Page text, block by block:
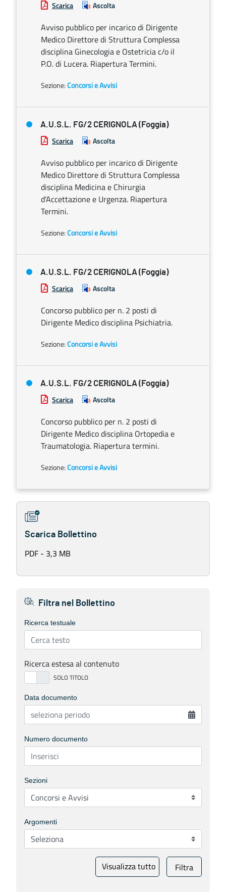
Scarica Ascolta
Avviso pubblico per incarico di Dirigente
Medico Direttore di Struttura Complessa
disciplina Ginecologia e Ostetricia c/o il
P.O. di Lucera. Riapertura Termini.
Sezione:Concorsi e Avvisi
A.U.S.L. FG/2 CERIGNOLA (Foggia)
Scarica Ascolta
Avviso pubblico per incarico di Dirigente
Medico Direttore di Struttura Complessa
disciplina Medicina e Chirurgia
d'Accettazione e Urgenza. Riapertura
Termini.
Sezione:Concorsi e Avvisi
A.U.S.L. FG/2 CERIGNOLA (Foggia)
Scarica Ascolta
Concorso pubblico per n. 2 posti di
Dirigente Medico disciplina Psichiatria.
Sezione:Concorsi e Avvisi
A.U.S.L. FG/2 CERIGNOLA (Foggia)
Scarica Ascolta
Concorso pubblico per n. 2 posti di
Dirigente Medico disciplina Ortopedia e
Traumatologia. Riapertura termini.
Sezione:Concorsi e Avvisi
Scarica Bollettino
PDF - 3,3 MB
Filtra nel Bollettino
Ricerca testuale
Ricerca estesa al contenuto
Data documento
Numero documento
Sezioni
Argomenti
Visualizza tutto Filtra